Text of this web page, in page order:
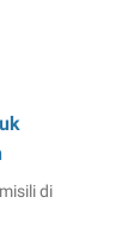
di